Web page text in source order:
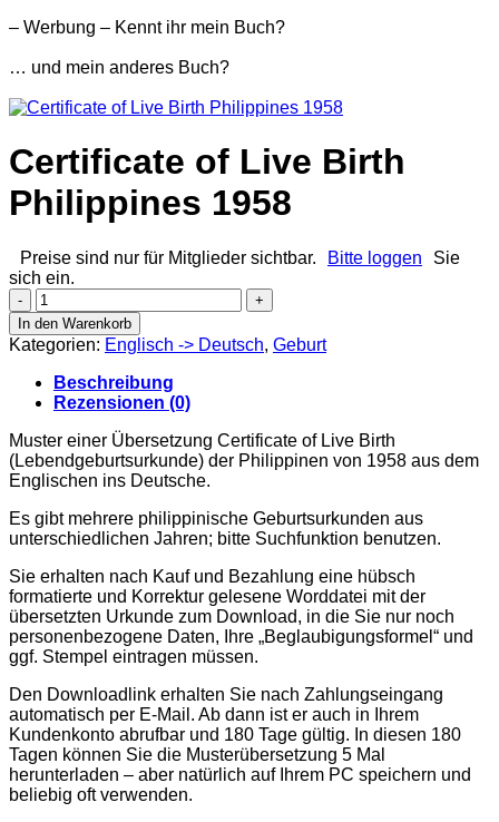
– Werbung – Kennt ihr mein Buch?
… und mein anderes Buch?
Certificate of Live Birth
Philippines 1958
Preise sind nur für Mitglieder sichtbar. Bitte loggen
Sie
sich ein.
Certificate
of
Live
Birth
Philippines
1958
Menge
In den Warenkorb
Kategorien: Englisch -> Deutsch, Geburt
Beschreibung
Rezensionen (0)
Muster einer Übersetzung Certificate of Live Birth
(Lebendgeburtsurkunde) der Philippinen von 1958 aus dem
Englischen ins Deutsche.
Es gibt mehrere philippinische Geburtsurkunden aus
unterschiedlichen Jahren; bitte Suchfunktion benutzen.
Sie erhalten nach Kauf und Bezahlung eine hübsch
formatierte und Korrektur gelesene Worddatei mit der
übersetzten Urkunde zum Download, in die Sie nur noch
personenbezogene Daten, Ihre „Beglaubigungsformel“ und
ggf. Stempel eintragen müssen.
Den Downloadlink erhalten Sie nach Zahlungseingang
automatisch per E-Mail. Ab dann ist er auch in Ihrem
Kundenkonto abrufbar und 180 Tage gültig. In diesen 180
Tagen können Sie die Musterübersetzung 5 Mal
herunterladen – aber natürlich auf Ihrem PC speichern und
beliebig oft verwenden.